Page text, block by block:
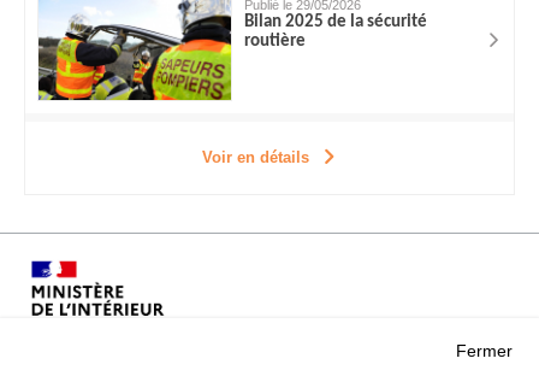
Publié le 29/05/2026
Bilan 2025 de la sécurité
routière
Voir en détails
Fermer